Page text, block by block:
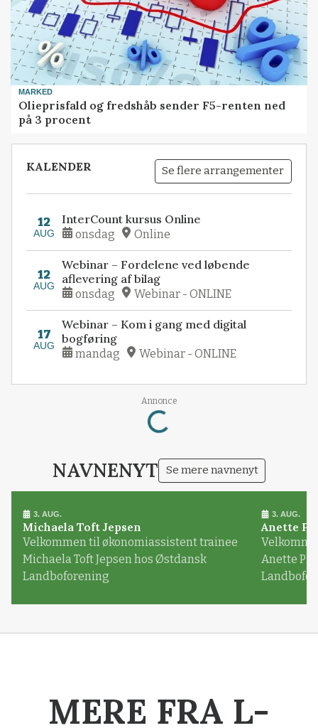
MARKED
Olieprisfald og fredshåb sender F5-renten ned
på 3 procent
KALENDER Se flere arrangementer
12
AUG
InterCount kursus Online
onsdag Online
12
AUG
Webinar – Fordelene ved løbende
aflevering af bilag
onsdag Webinar - ONLINE
17
AUG
Webinar – Kom i gang med digital
bogføring
mandag Webinar - ONLINE
Annonce
Loading...
NAVNENYT Se mere navnenyt
3. AUG.
Michaela Toft Jepsen
Velkommen til økonomiassistent trainee
Michaela Toft Jepsen hos Østdansk
Landboforening
3. AUG.
Anette
Anette
MERE FRA L-